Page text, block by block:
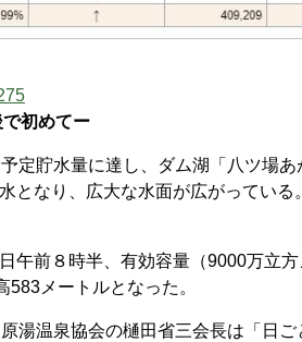
初めてー
定貯水量に達し、ダム湖「八ツ場あ
となり、広大な水面が広がっている。
前８時半、有効容量（9000万立
メートルとなった。
湯温泉協会の樋田省三会長は「日ご